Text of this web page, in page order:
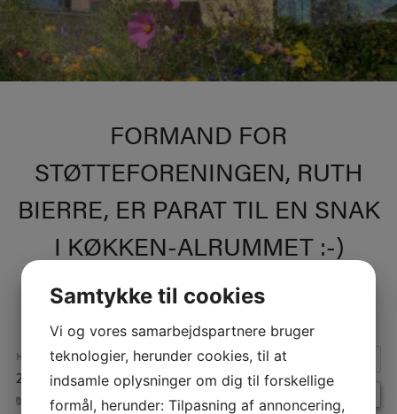
FORMAND FOR
STØTTEFORENINGEN, RUTH
BIERRE, ER PARAT TIL EN SNAK
I KØKKEN-ALRUMMET :-)
HVORNÅR:
27. maj 2025 kl. 9:30 – 11:30 Repeats
BEGIVENHEDER
Samtykke til cookies
Vi og vores samarbejdspartnere bruger
teknologier, herunder cookies, til at
indsamle oplysninger om dig til forskellige
formål, herunder: Tilpasning af annoncering,